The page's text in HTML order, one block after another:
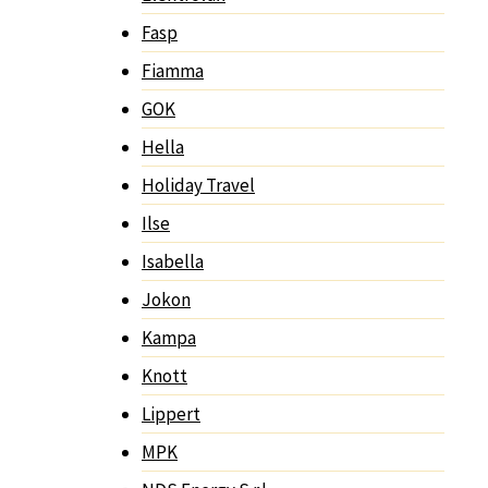
Fasp
Fiamma
GOK
Hella
Holiday Travel
Ilse
Isabella
Jokon
Kampa
Knott
Lippert
MPK